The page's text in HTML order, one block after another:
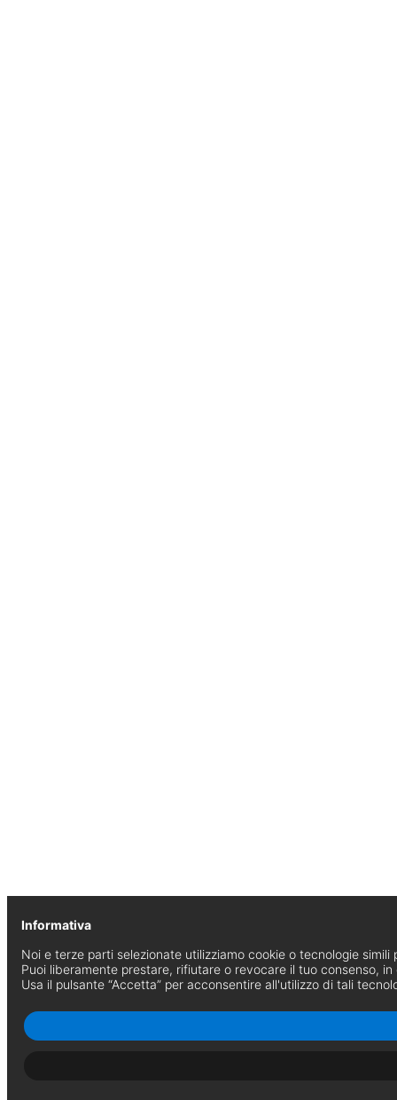
Informativa
Noi e terze parti selezionate utilizziamo cookie o tecnologie
Puoi liberamente prestare, rifiutare o revocare il tuo consenso, in
Usa il pulsante “Accetta” per acconsentire all'utilizzo di tali